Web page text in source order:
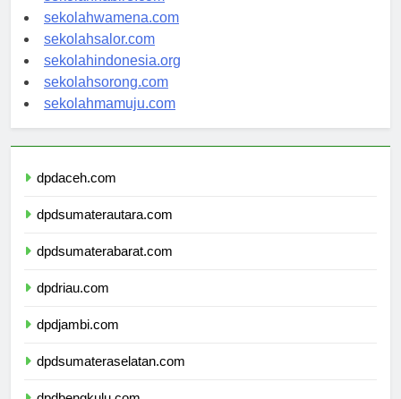
sekolahnabire.com
sekolahwamena.com
sekolahsalor.com
sekolahindonesia.org
sekolahsorong.com